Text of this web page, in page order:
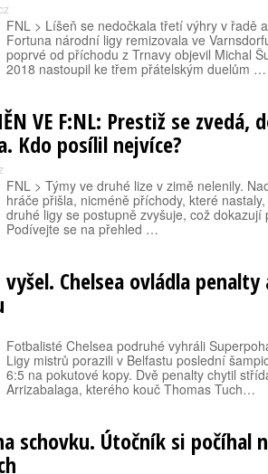
FNL > Líšeň se nedočkala třetí výhry v řadě
Fortuna národní ligy remizovala ve
poprvé od příchodu z Trnavy objevil Michal
2018 nastoupil ke třem přátelským duelům …
VE F:NL: Prestiž se
Kdo posílil nejvíce?
FNL > Týmy ve druhé lize v zimě nelenily.
hráče přišla, nicméně příchody, které
druhé ligy se postupně zvyšuje, což
Podívejte se na přehled …
vyšel. Chelsea ovládla
Fotbalisté Chelsea podruhé vyhráli
Ligy mistrů porazili v Belfastu poslední
6:5 na pokutové kopy. Dvě penalty chytil
Arrizabalaga, kterého kouč Thomas Tuch…
schovku. Útočník si počíhal